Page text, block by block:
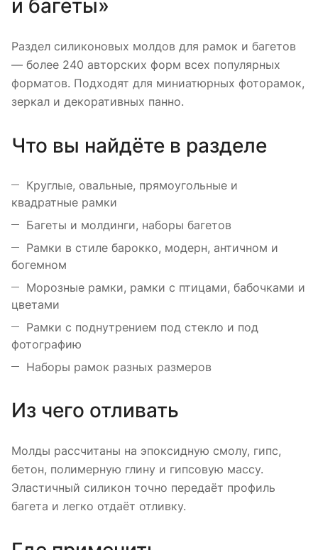
и багеты»
Раздел силиконовых молдов для рамок и багетов
— более 240 авторских форм всех популярных
форматов. Подходят для миниатюрных фоторамок,
зеркал и декоративных панно.
Что вы найдёте в разделе
Круглые, овальные, прямоугольные и
квадратные рамки
Багеты и молдинги, наборы багетов
Рамки в стиле барокко, модерн, античном и
богемном
Морозные рамки, рамки с птицами, бабочками и
цветами
Рамки с поднутрением под стекло и под
фотографию
Наборы рамок разных размеров
Из чего отливать
Молды рассчитаны на эпоксидную смолу, гипс,
бетон, полимерную глину и гипсовую массу.
Эластичный силикон точно передаёт профиль
багета и легко отдаёт отливку.